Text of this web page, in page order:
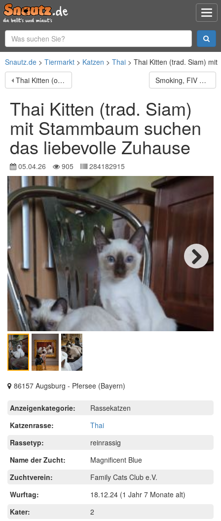
Snautz.de Tiermarkt Katzen Thai
Thai Kitten (trad. Siam)
Thai Kitten (old Siam) mit Stammbaum suchen Dich
Smoking, FIV positiv, Einzelprinz
Thai Kitten (trad. Siam)
mit Stammbaum suchen
das liebevolle Zuhause
05.04.26 905 284182915
86157 Augsburg - Pfersee (Bayern)
Anzeigenkategorie:
Rassekatzen
Katzenrasse:
Thai
Rassetyp:
reinrassig
Name der Zucht:
Magnificent Blue
Zuchtverein:
Family Cats Club e.V.
Wurftag:
18.12.24 (1 Jahr 7 Monate alt)
Kater:
2